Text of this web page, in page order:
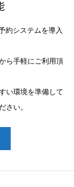
約システムを導入
ら手軽にご利用頂
い環境を準備して
さい。